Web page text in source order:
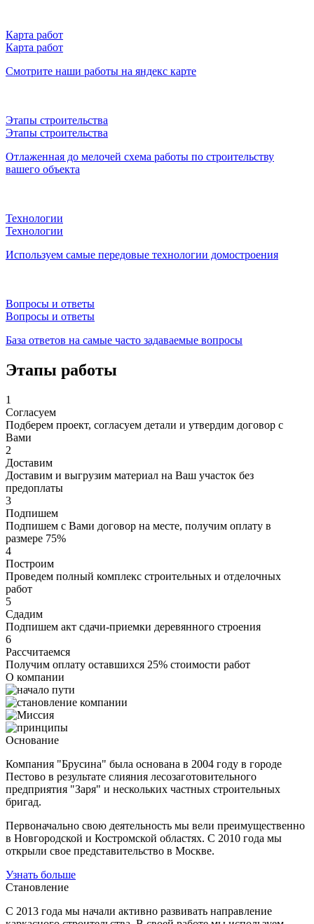
Карта работ
Карта работ
Смотрите наши работы на яндекс карте
Этапы строительства
Этапы строительства
Отлаженная до мелочей схема работы по строительству
вашего объекта
Технологии
Технологии
Используем самые передовые технологии домостроения
Вопросы и ответы
Вопросы и ответы
База ответов на самые часто задаваемые вопросы
Этапы работы
1
Согласуем
Подберем проект, согласуем детали и утвердим договор с
Вами
2
Доставим
Доставим и выгрузим материал на Ваш участок без
предоплаты
3
Подпишем
Подпишем с Вами договор на месте, получим оплату в
размере 75%
4
Построим
Проведем полный комплекс строительных и отделочных
работ
5
Сдадим
Подпишем акт сдачи-приемки деревянного строения
6
Рассчитаемся
Получим оплату оставшихся 25% стоимости работ
О компании
Основание
Компания "Брусина" была основана в 2004 году в городе
Пестово в результате слияния лесозаготовительного
предприятия "Заря" и нескольких частных строительных
бригад.
Первоначально свою деятельность мы вели преимущественно
в Новгородской и Костромской областях. С 2010 года мы
открыли свое представительство в Москве.
Узнать больше
Становление
С 2013 года мы начали активно развивать направление